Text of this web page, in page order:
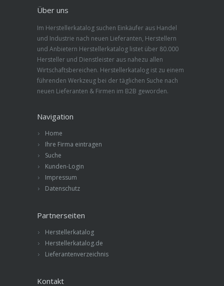
Über uns
Im Herstellerkatalog suchen Einkäufer aus Handel
und Industrie nach neuen Lieferanten, Herstellern
und Anbietern Herstellerkatalog listet über 80.000
Hersteller und Dienstleister aus nahezu allen
Wirtschaftsbereichen. Herstellerkatalog ist zu einem
führenden Werkzeug bei der täglichen Suche nach
neuen Lieferanten & Firmen im B2B geworden.
Navigation
Home
Ihre Firma eintragen
Suche
Kunden-Login
Impressum
Datenschutz
Partnerseiten
Herstellerkatalog
Herstellerkatalog.de
Lieferantenverzeichnis
Kontakt